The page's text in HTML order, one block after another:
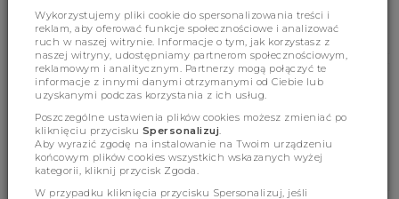
Cechy produktu
Wymiary
Wykorzystujemy pliki cookie do spersonalizowania treści i
reklam, aby oferować funkcje społecznościowe i analizować
ruch w naszej witrynie. Informacje o tym, jak korzystasz z
naszej witryny, udostępniamy partnerom społecznościowym,
reklamowym i analitycznym. Partnerzy mogą połączyć te
informacje z innymi danymi otrzymanymi od Ciebie lub
uzyskanymi podczas korzystania z ich usług.
Poszczególne ustawienia plików cookies możesz zmieniać po
kliknięciu przycisku Spersonalizuj.
Aby wyrazić zgodę na instalowanie na Twoim urządzeniu
końcowym plików cookies wszystkich wskazanych wyżej
kategorii, kliknij przycisk Zgoda.
W przypadku kliknięcia przycisku Spersonalizuj, jeśli